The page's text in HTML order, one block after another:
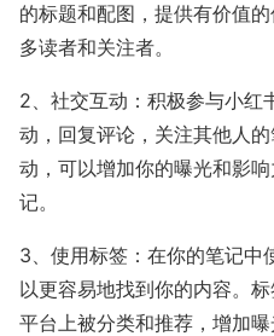
的标题和配图，提供有价值
多读者和关注者。
2、社交互动：积极参与小红
动，回复评论，关注其他人
动，可以增加你的曝光和影
记。
3、使用标签：在你的笔记中
以更容易地找到你的内容。
平台上被分类和推荐，增加曝